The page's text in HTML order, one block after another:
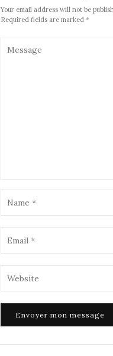
Your email address will not be
Required fields are marked *